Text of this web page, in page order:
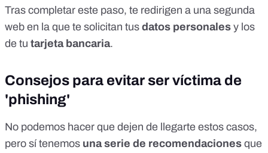
Tras completar este paso, te redirigen a una segunda
web en la que te solicitan tus datos personales y los
de tu tarjeta bancaria.
Consejos para evitar ser víctima de
'phishing'
No podemos hacer que dejen de llegarte estos casos,
pero sí tenemos una serie de recomendaciones que